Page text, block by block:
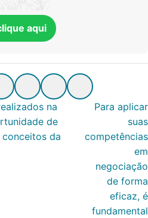
aqui
na
de
da
Para aplicar
suas
competências
em
negociação
de forma
eficaz, é
fundamental